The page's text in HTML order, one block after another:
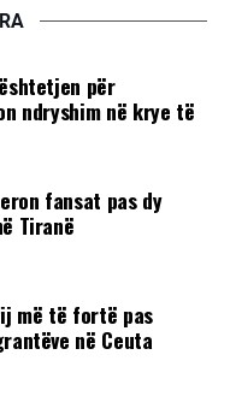
për
ndryshim në krye të
fansat pas dy
Tiranë
më të fortë pas
në Ceuta